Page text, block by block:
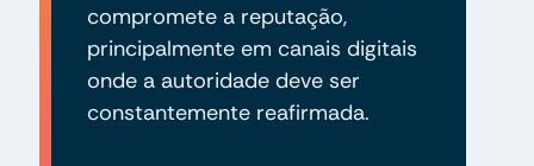
compromete a reputação,
principalmente em canais digitais
onde a autoridade deve ser
constantemente reafirmada.